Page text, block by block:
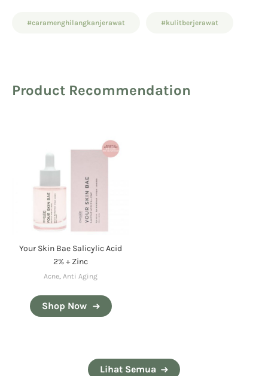
#caramenghilangkanjerawat #kulitberjerawat
Product Recommendation
Your Skin Bae Salicylic Acid
2% + Zinc
Acne, Anti Aging
Shop Now
Lihat Semua